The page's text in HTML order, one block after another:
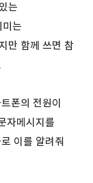
는
는
만 함께 쓰면 참
폰의 전원이
자메시지를
이를 알려줘